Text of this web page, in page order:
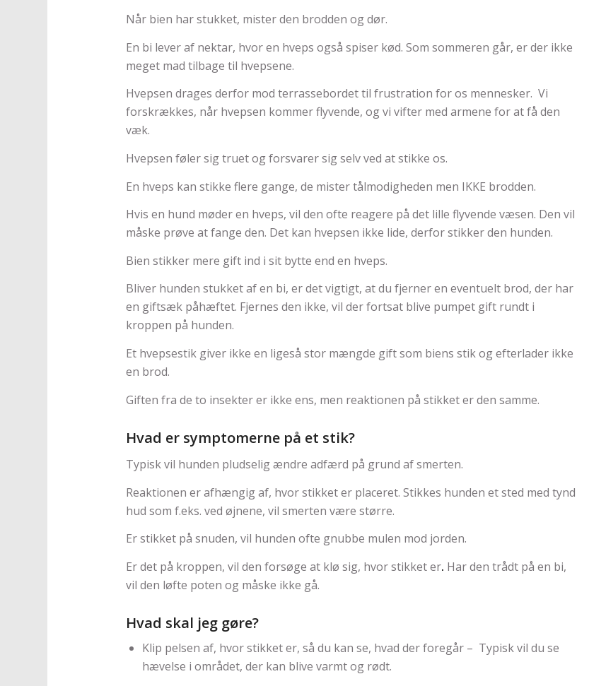
Når bien har stukket, mister den brodden og dør.
En bi lever af nektar, hvor en hveps også spiser kød. Som sommeren går, er der ikke
meget mad tilbage til hvepsene.
Hvepsen drages derfor mod terrassebordet til frustration for os mennesker. Vi
forskrækkes, når hvepsen kommer flyvende, og vi vifter med armene for at få den
væk.
Hvepsen føler sig truet og forsvarer sig selv ved at stikke os.
En hveps kan stikke flere gange, de mister tålmodigheden men IKKE brodden.
Hvis en hund møder en hveps, vil den ofte reagere på det lille flyvende væsen. Den vil
måske prøve at fange den. Det kan hvepsen ikke lide, derfor stikker den hunden.
Bien stikker mere gift ind i sit bytte end en hveps.
Bliver hunden stukket af en bi, er det vigtigt, at du fjerner en eventuelt brod, der har
en giftsæk påhæftet. Fjernes den ikke, vil der fortsat blive pumpet gift rundt i
kroppen på hunden.
Et hvepsestik giver ikke en ligeså stor mængde gift som biens stik og efterlader ikke
en brod.
Giften fra de to insekter er ikke ens, men reaktionen på stikket er den samme.
Hvad er symptomerne på et stik?
Typisk vil hunden pludselig ændre adfærd på grund af smerten.
Reaktionen er afhængig af, hvor stikket er placeret. Stikkes hunden et sted med tynd
hud som f.eks. ved øjnene, vil smerten være større.
Er stikket på snuden, vil hunden ofte gnubbe mulen mod jorden.
Er det på kroppen, vil den forsøge at klø sig, hvor stikket er. Har den trådt på en bi,
vil den løfte poten og måske ikke gå.
Hvad skal jeg gøre?
Klip pelsen af, hvor stikket er, så du kan se, hvad der foregår – Typisk vil du se
hævelse i området, der kan blive varmt og rødt.